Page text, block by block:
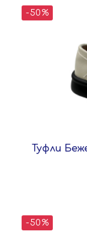
-50%
Туфли
-50%